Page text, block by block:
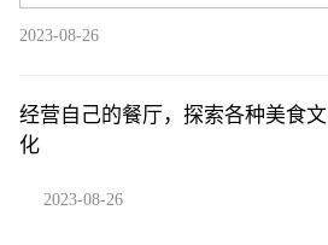
2023-08-26
经营自己的餐厅，探索各种美食文
化
2023-08-26